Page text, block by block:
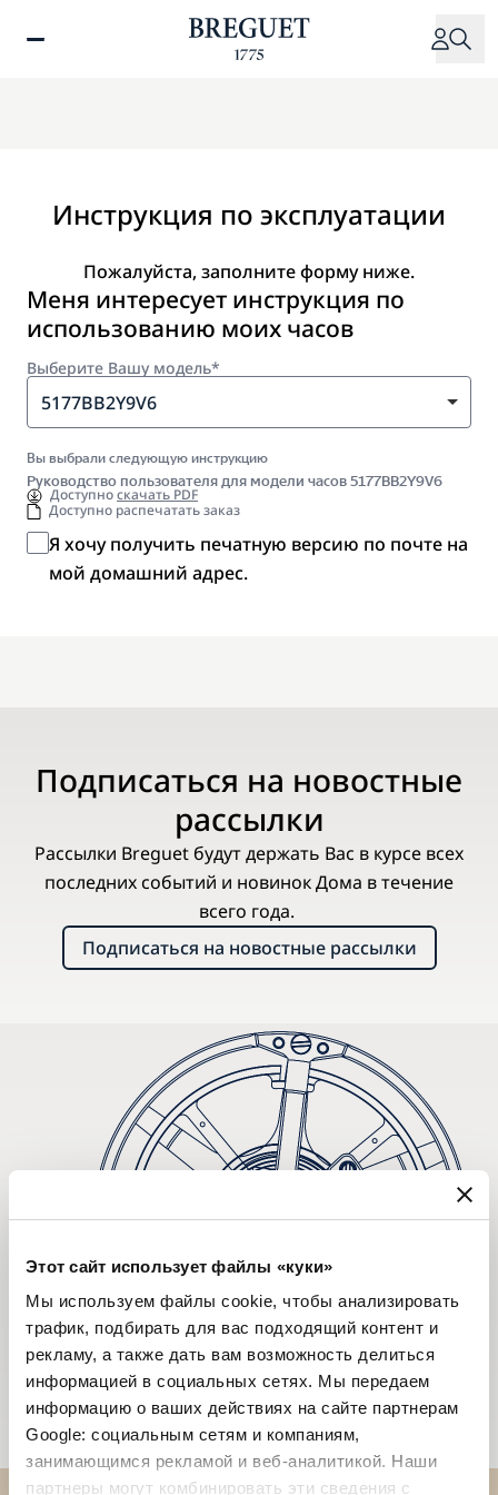
Этот сайт использует файлы «куки»
Мы используем файлы cookie, чтобы анализировать
трафик, подбирать для вас подходящий контент и
рекламу, а также дать вам возможность делиться
информацией в социальных сетях. Мы передаем
информацию о ваших действиях на сайте партнерам
Google: социальным сетям и компаниям,
занимающимся рекламой и веб-аналитикой. Наши
партнеры могут комбинировать эти сведения с
Инструкция по эксплуатации
Пожалуйста, заполните форму ниже.
Меня интересует инструкция по
использованию моих часов
Выберите Вашу модель*
5177BB2Y9V6
Вы выбрали следующую инструкцию
Руководство пользователя для модели часов 5177BB2Y9V6
Доступноскачать PDF
Доступно распечатать заказ
Я хочу получить печатную версию по почте на
мой домашний адрес.
Подписаться на новостные
рассылки
Рассылки Breguet будут держать Вас в курсе всех
последних событий и новинок Дома в течение
всего года.
Подписаться на новостные рассылки